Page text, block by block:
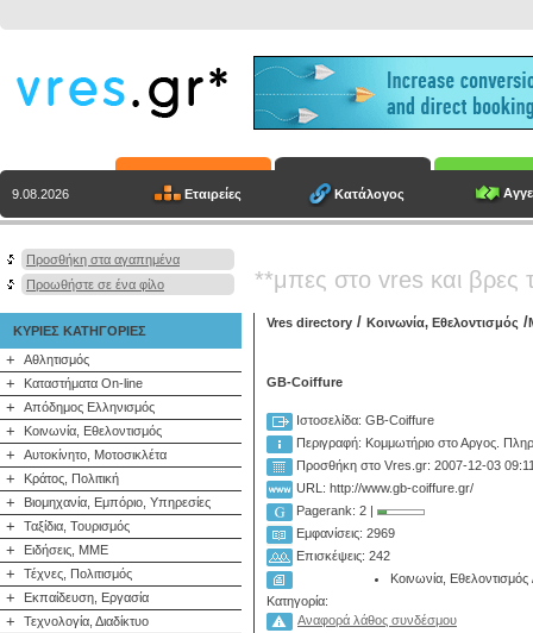
9.08.2026 Εταιρείες Κατάλογος
Προσθήκη στα αγαπημένα
Προωθήστε σε ένα φίλο
**μπες στο vres και βρες
ΚΥΡΙΕΣ ΚΑΤΗΓΟΡΙΕΣ
+ Αθλητισμός
+ Καταστήματα On-line
+ Απόδημος Ελληνισμός
+ Κοινωνία, Εθελοντισμός
+ Αυτοκίνητο, Μοτοσικλέτα
+ Κράτος, Πολιτική
+ Βιομηχανία, Εμπόριο, Υπηρεσίες
+ Ταξίδια, Τουρισμός
+ Ειδήσεις, ΜΜΕ
+ Τέχνες, Πολιτισμός
+ Εκπαίδευση, Εργασία
+ Τεχνολογία, Διαδίκτυο
Vres directory / Κοινωνία, Εθελοντισμός /
GB-Coiffure
Ιστοσελίδα: GB-Coiffure
Περιγραφή: Κομμωτήριο στο Αργος.
Προσθήκη στο Vres.gr: 2007-12-03
URL: http://www.gb-coiffure.gr/
Pagerank: 2 |
Εμφανίσεις: 2969
Επισκέψεις: 242
Κατηγορία:
Κοινωνία, Εθελοντισμός
Αναφορά λάθος συνδέσμου